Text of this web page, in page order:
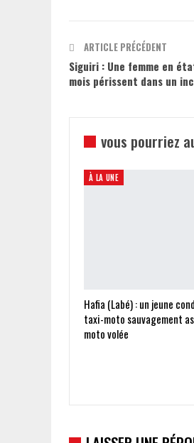
ARTICLE PRÉCÉDENT
Siguiri : Une femme en
mois périssent dans un
vous pourriez
À LA UNE
Hafia (Labé) : un jeune
taxi-moto sauvagement
moto volée